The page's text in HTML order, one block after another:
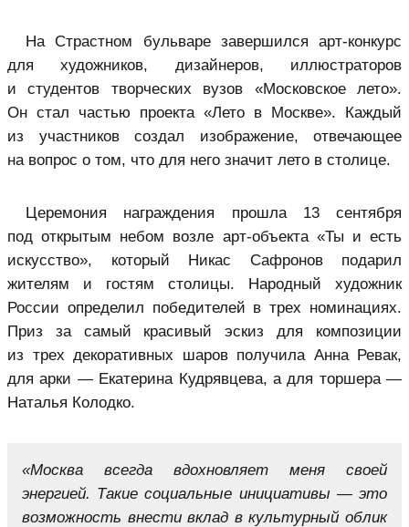
На Страстном бульваре завершился арт-конкурс
для художников, дизайнеров, иллюстраторов
и студентов творческих вузов «Московское лето».
Он стал частью проекта «Лето в Москве». Каждый
из участников создал изображение, отвечающее
на вопрос о том, что для него значит лето в столице.
Церемония награждения прошла 13 сентября
под открытым небом возле арт-объекта «Ты и есть
искусство», который Никас Сафронов подарил
жителям и гостям столицы. Народный художник
России определил победителей в трех номинациях.
Приз за самый красивый эскиз для композиции
из трех декоративных шаров получила Анна Ревак,
для арки — Екатерина Кудрявцева, а для торшера —
Наталья Колодко.
«Москва всегда вдохновляет меня своей
энергией. Такие социальные инициативы — это
возможность внести вклад в культурный облик